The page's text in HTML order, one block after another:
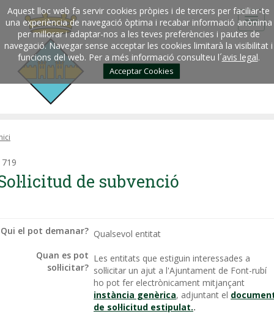
Aquest lloc web fa servir cookies pròpies i de tercers per faciliar-te
una experiència de navegació òptima i recabar informació anònima
per millorar i adaptar-nos a les teves preferències i pautes de
navegació. Navegar sense acceptar les cookies limitarà la visibilitat i
funcions del web. Per a més informació consulteu l´avis legal.
Acceptar Cookies
de subvenció
Qui el pot demanar? Qualsevol entitat
Quan es pot
sol·licitar?
Les entitats que estiguin interessades a
sol·licitar un ajut a l'Ajuntament de Font-rubí
ho pot fer electrònicament mitjançant
instància genèrica, adjuntant el
de sol·licitud estipulat..